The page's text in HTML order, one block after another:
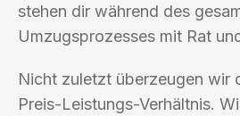
stehen dir während des
Umzugsprozesses mit Rat
Nicht zuletzt überzeugen wir
Preis-Leistungs-Verhältnis.